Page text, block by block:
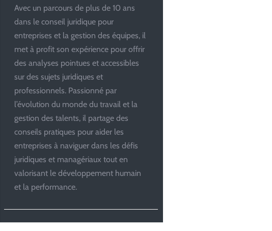
Avec un parcours de plus de 10 ans
dans le conseil juridique pour
entreprises et la gestion des équipes, il
met à profit son expérience pour offrir
des analyses pointues et accessibles
sur des sujets juridiques et
professionnels. Passionné par
l’évolution du monde du travail et la
gestion des talents, il partage des
conseils pratiques pour aider les
entreprises à naviguer dans les défis
juridiques et managériaux tout en
valorisant le développement humain
et la performance.